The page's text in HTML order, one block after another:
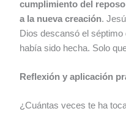
cumplimiento del
a la nueva creación.
Dios descansó el
había sido hecha. Solo
Reflexión y aplicación
¿Cuántas veces te ha